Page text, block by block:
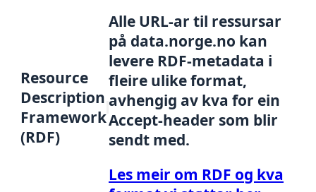
Resource
Description
Framework
(RDF)
Alle URL-ar til ressursar
på data.norge.no kan
levere RDF-metadata i
fleire ulike format,
avhengig av kva for ein
Accept-header som blir
sendt med.
Les meir om RDF og kva